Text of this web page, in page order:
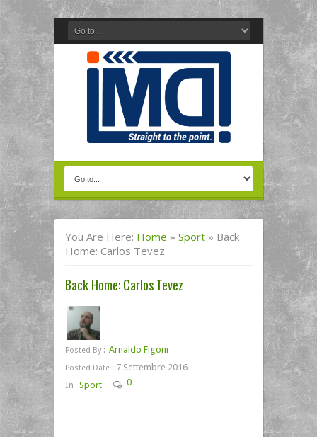
You Are Here: Home » Sport » Back
Home: Carlos Tevez
Back Home: Carlos Tevez
Posted By : Arnaldo Figoni
Posted Date : 7 Settembre 2016
In Sport 0